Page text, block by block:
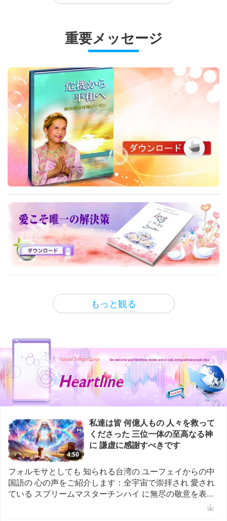
Comfort to Our Lives, Part 1 of 3
芸術と霊性
15:30
Creative Transformations of
Plastic Waste
プラネットアース：愛のわが家
15:47
自然との繋がりで健康を増進する
ヘルシーライフ
もっと観る
18:46
栄養学教授ティマリー・ハーゲンバ
コラード入りブッダボウル
17:08
シンガポールのビーガンホーカー料
理 前編ー 潮州ミーポック(麺)とニ
ョニャ南瓜カヤトースト
ビーガン料理番組
16:07
インドネシアの伝統的なビーガン屋
台料理ナガサリーバナナの葉に包ん
だバナナ米粉ケーキ
1:37
小麦粉もイーストも使わず こねな
い オーツ麦と 種子を使ったパンの
レシピをご紹介します
便利なヒント
ルームウェリントン(きのこパイ)
16:29
定番のアメリカン・イタリアン料理
前編ーデトロイト風ビーガンピザ
ビーガン料理番組
22:17
記憶に残る味 インドネシアのビー
ガンガドガド(サラダ)
ビーガン料理番組
ドイツの伝統料理 全二回の前編ー
地球に関する古代の預言シリーズ
27:16
ロクの北欧神話
地球に関する古代の預言シリーズ
24:12
黄金時代の予言パート153―グノー
シス主義の予言
地球に関する古代の預言シリーズ
38:10
黄金時代の予言パート128― ジャヤ
バヤ王の平和と正義の女王のビジョ
ン
地球に関する古代の預言シリーズ
黄金時代の 予言 パート88― 主カル
地球に関する古代の預言シリーズ
22:20
十字団の 結束の予言
地球に関する古代の預言シリーズ
22:31
黄金時代の 予言 パート７４― 地球
の最後の救世主 サオシャントに関
する ゾロアスター教の予言
地球に関する古代の預言シリーズ
黄金時代の予言パート105― 中国の
予言における偉大な聖人
動物の民の工場がいかに 気候変動
を加速させるかを 記事が浮き彫り
にする
選択されたニュース
研究チームによると 動物の民の肉
の消費削減が 平均寿命を延ばし 医
療費を数十億ドル 削減すると発表
しました
選択されたニュース
Walk for Life West Coast in San Francisco, California,
USA
選択されたニュース
重要メッセージ
もっと観る
4:50
私達は皆 何億人もの 人々を救って
くださった 三位一体の至高なる神
に 謙虚に感謝すべきです
フォルモサとしても 知られる台湾の ユーフェイからの中
国語の 心の声をご紹介します：全宇宙で崇拝され 愛され
ている スプリームマスターチンハイ に無尽の敬意を表し
ます 私は台湾(フォルモサ)に 住んでおり新地道場に 近い